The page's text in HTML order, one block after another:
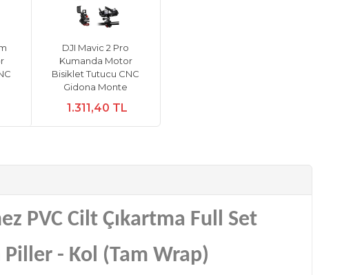
DJI Mavic 2 Pro
Kumanda Motor
Bisiklet Tutucu CNC
Gidona Monte
1.311,40 TL
PVC Cilt Çıkartma Full Set
- Kol (Tam Wrap)